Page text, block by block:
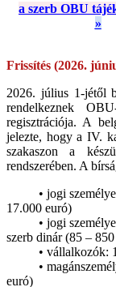
a szerb OBU
»
Frissítés (2026.
2026. július 1-jétől
rendelkeznek
regisztrációja. A
jelezte, hogy a IV.
szakaszon a
rendszerében. A
• jogi személyek:
17.000 euró)
• jogi személyek
szerb dinár (85 –
• vállalkozók:
•
euró)